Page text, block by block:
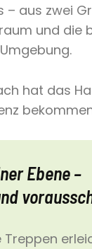
– aus zwei
und die
hat das
Ebene –
Treppen